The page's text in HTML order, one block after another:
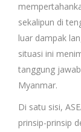
sekalipun di
luar dampak
situasi ini
tanggung
Myanmar.
Di satu sisi,
prinsip-prinsip